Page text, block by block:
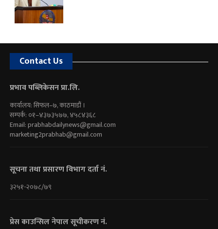
Contact Us
प्रभाव पब्लिकेसन प्रा.लि.
कार्यालय: सिफल–७, काठमाडौं ।
सम्पर्क: ०१–४३७३५७७, ४५८४३६८
Email:prabhabdailynews@gmail.com
marketing2prabhab@gmail.com
सूचना तथा प्रसारण विभाग दर्ता नं.
३२५१-२०७८/७९
प्रेस काउन्सिल नेपाल सूचीकरण नं.